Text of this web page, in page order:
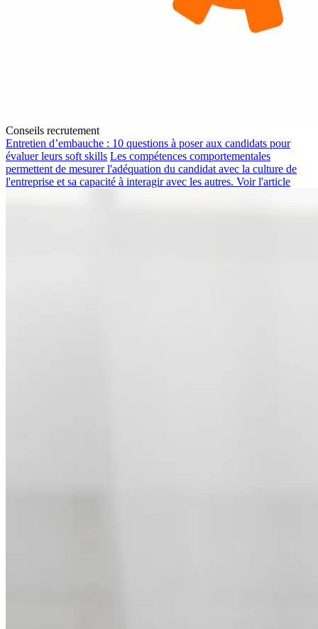
Conseils recrutement
Entretien d’embauche : 10 questions à poser aux candidats pour
évaluer leurs soft skills Les compétences comportementales
permettent de mesurer l'adéquation du candidat avec la culture de
l'entreprise et sa capacité à interagir avec les autres. Voir l'article